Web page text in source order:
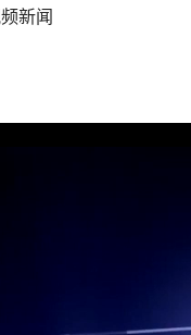
新闻